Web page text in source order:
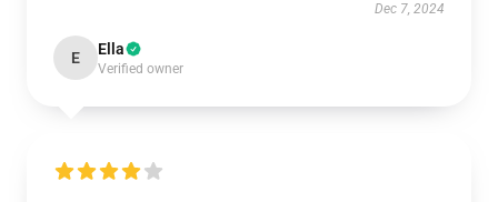
Dec 7, 2024
E Ella
Verified owner